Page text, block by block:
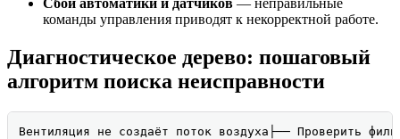
Сбои автоматики и датчиков — неправильные
команды управления приводят к некорректной работе.
Диагностическое дерево: пошаговый
алгоритм поиска неисправности
Вентиляция не создаёт поток воздуха├── Проверить